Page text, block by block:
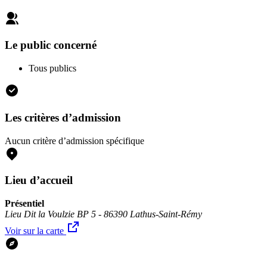
Le public concerné
Tous publics
Les critères d’admission
Aucun critère d’admission spécifique
Lieu d’accueil
Présentiel
Lieu Dit la Voulzie BP 5 - 86390 Lathus-Saint-Rémy
Voir sur la carte